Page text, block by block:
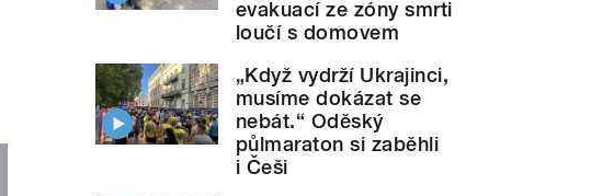
evakuací ze zóny smrti
loučí s domovem
„Když vydrží Ukrajinci,
musíme dokázat se
nebát.“ Oděský
půlmaraton si zaběhli
i Češi